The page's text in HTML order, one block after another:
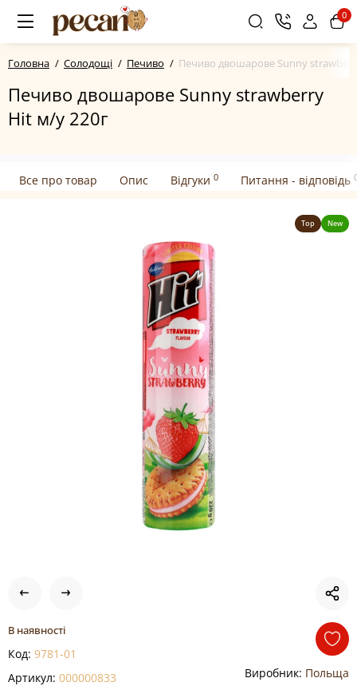
0
Головна Солодощі Печиво Печиво двошарове Sunny
Печиво двошарове Sunny strawberry
Hit м/у 220г
Все про товар Опис Відгуки 0 Питання - відповідь
Top New
В наявності
Код: 9781-01
Артикул: 000000833 Виробник: Польща